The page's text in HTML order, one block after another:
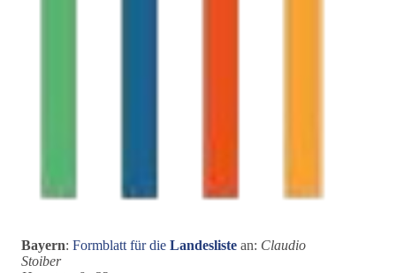
Bayern: Formblatt für die Landesliste an: Claudio
Stoiber